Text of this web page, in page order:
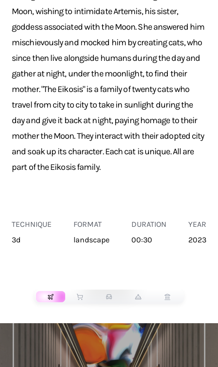
Moon, wishing to intimidate Artemis, his sister,
goddess associated with the Moon. She answered him
mischievously and mocked him by creating cats, who
since then live alongside humans during the day and
gather at night, under the moonlight, to find their
mother. "The Eikosis" is a family of twenty cats who
travel from city to city to take in sunlight during the
day and give it back at night, paying homage to their
mother the Moon. They interact with their adopted city
and soak up its character. Each cat is unique. All are
part of the Eikosis family.
TECHNIQUE
3d
FORMAT
landscape
DURATION
00:30
YEAR
2023